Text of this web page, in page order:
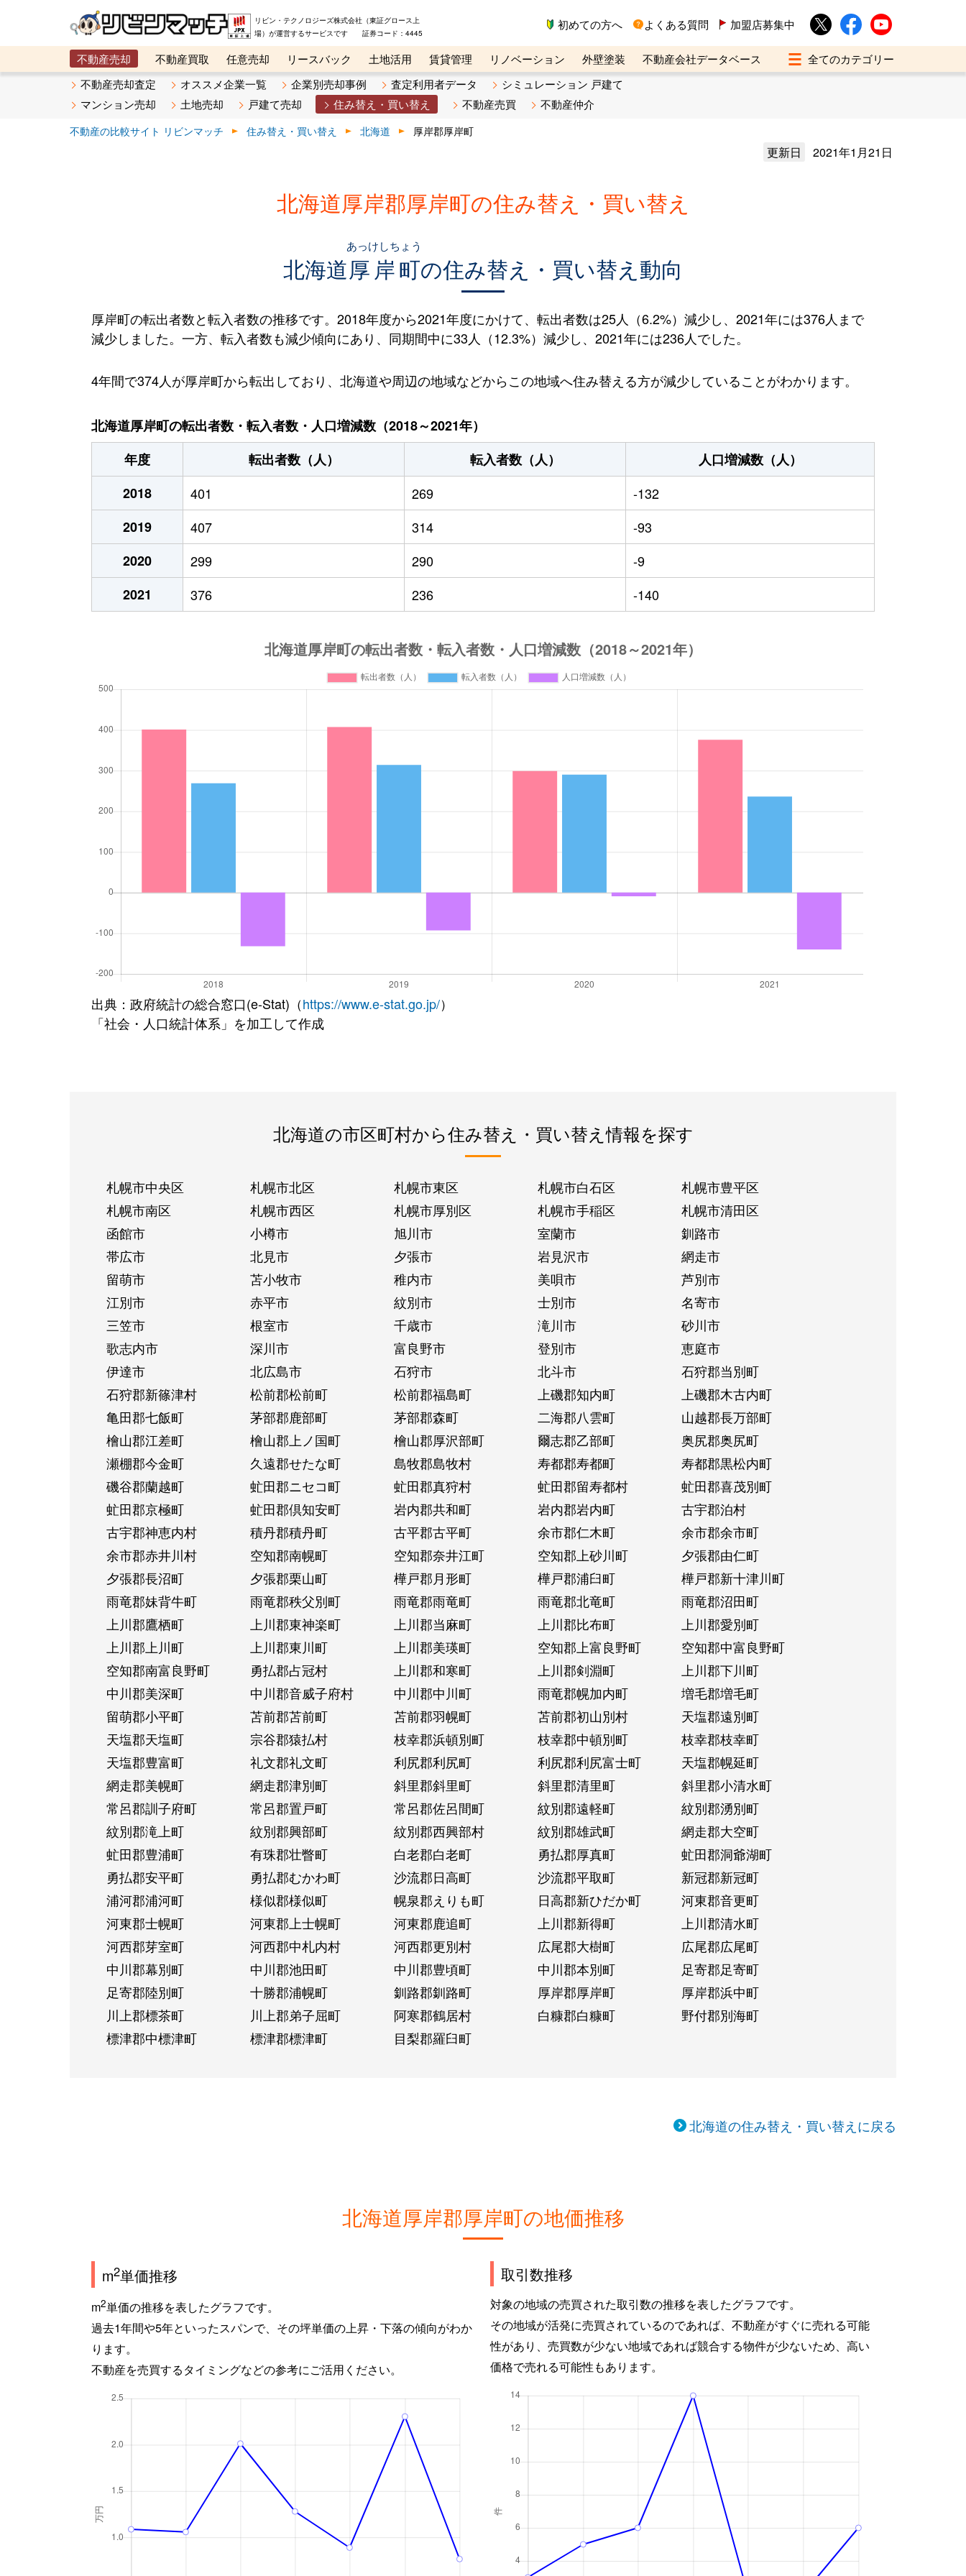
リビン・テクノロジーズ株式会社（東証グロース上
場）が運営するサービスです 証券コード：4445
初めての方へ よくある質問 加盟店募集中
不動産売却 不動産買取 任意売却 リースバック 土地活用 賃貸管理 リノベーション 外壁塗装
不動産会社データベース
メタ住宅展示場
ベスト不動産カンパニー オンライン講座 リビンマガジンBiz 不動産売却ご相談デスク
不動産売却査定 オススメ企業一覧 企業別売却事例 査定利用者データ
シミュレーション 戸建て
マンション売却
土地売却 戸建て売却 住み替え・買い替え 不動産売買 不動産仲介
不動産の比較サイト リビンマッチ 住み替え・買い替え 北海道 厚岸郡厚岸町
更新日 2021年1月21日
北海道厚岸郡厚岸町の住み替え・買い替え
北海道厚岸町
あっけしちょう
の住み替え・買い替え動向
厚岸町の転出者数と転入者数の推移です。2018年度から2021年度にかけて、転出者数は25人（6.2%）減少し、2021年には376人まで
減少しました。一方、転入者数も減少傾向にあり、同期間中に33人（12.3%）減少し、2021年には236人でした。
4年間で374人が厚岸町から転出しており、北海道や周辺の地域などからこの地域へ住み替える方が減少していることがわかります。
北海道厚岸町の転出者数・転入者数・人口増減数（2018～2021年）
年度
転出者数（人） 転入者数（人）
人口増減数（人）
2018
401 269
-132
2019
407 314
-93
2020
299 290
-9
2021
376 236 -140
出典：政府統計の総合窓口(e-Stat)（https://www.e-stat.go.jp/）
「社会・人口統計体系」を加工して作成
北海道の市区町村から住み替え・買い替え情報を探す
札幌市中央区 札幌市北区 札幌市東区 札幌市白石区
札幌市豊平区
札幌市南区
札幌市西区 札幌市厚別区 札幌市手稲区
札幌市清田区
函館市
小樽市 旭川市 室蘭市
釧路市
帯広市
北見市 夕張市 岩見沢市
網走市
留萌市
苫小牧市 稚内市 美唄市
芦別市
江別市
赤平市 紋別市 士別市
名寄市
三笠市
根室市 千歳市 滝川市
砂川市
歌志内市
深川市 富良野市 登別市
恵庭市
伊達市
北広島市 石狩市 北斗市
石狩郡当別町
石狩郡新篠津村
松前郡松前町 松前郡福島町 上磯郡知内町
上磯郡木古内町
亀田郡七飯町
茅部郡鹿部町 茅部郡森町 二海郡八雲町
山越郡長万部町
檜山郡江差町
檜山郡上ノ国町 檜山郡厚沢部町 爾志郡乙部町
奥尻郡奥尻町
瀬棚郡今金町
久遠郡せたな町 島牧郡島牧村 寿都郡寿都町
寿都郡黒松内町
磯谷郡蘭越町
虻田郡ニセコ町 虻田郡真狩村 虻田郡留寿都村
虻田郡喜茂別町
虻田郡京極町
虻田郡倶知安町 岩内郡共和町 岩内郡岩内町
古宇郡泊村
古宇郡神恵内村
積丹郡積丹町 古平郡古平町 余市郡仁木町
余市郡余市町
余市郡赤井川村
空知郡南幌町 空知郡奈井江町 空知郡上砂川町
夕張郡由仁町
夕張郡長沼町
夕張郡栗山町 樺戸郡月形町 樺戸郡浦臼町
樺戸郡新十津川町
雨竜郡妹背牛町
雨竜郡秩父別町 雨竜郡雨竜町 雨竜郡北竜町
雨竜郡沼田町
上川郡鷹栖町
上川郡東神楽町 上川郡当麻町 上川郡比布町
上川郡愛別町
上川郡上川町
上川郡東川町 上川郡美瑛町 空知郡上富良野町
空知郡中富良野町
空知郡南富良野町
勇払郡占冠村 上川郡和寒町 上川郡剣淵町
上川郡下川町
中川郡美深町
中川郡音威子府村 中川郡中川町 雨竜郡幌加内町
増毛郡増毛町
留萌郡小平町
苫前郡苫前町 苫前郡羽幌町 苫前郡初山別村
天塩郡遠別町
天塩郡天塩町
宗谷郡猿払村 枝幸郡浜頓別町 枝幸郡中頓別町
枝幸郡枝幸町
天塩郡豊富町
礼文郡礼文町 利尻郡利尻町 利尻郡利尻富士町
天塩郡幌延町
網走郡美幌町
網走郡津別町 斜里郡斜里町 斜里郡清里町
斜里郡小清水町
常呂郡訓子府町
常呂郡置戸町 常呂郡佐呂間町 紋別郡遠軽町
紋別郡湧別町
紋別郡滝上町
紋別郡興部町 紋別郡西興部村 紋別郡雄武町
網走郡大空町
虻田郡豊浦町
有珠郡壮瞥町 白老郡白老町 勇払郡厚真町
虻田郡洞爺湖町
勇払郡安平町
勇払郡むかわ町 沙流郡日高町 沙流郡平取町
新冠郡新冠町
浦河郡浦河町
様似郡様似町 幌泉郡えりも町 日高郡新ひだか町
河東郡音更町
河東郡士幌町
河東郡上士幌町 河東郡鹿追町 上川郡新得町
上川郡清水町
河西郡芽室町
河西郡中札内村 河西郡更別村 広尾郡大樹町
広尾郡広尾町
中川郡幕別町
中川郡池田町 中川郡豊頃町 中川郡本別町
足寄郡足寄町
足寄郡陸別町
十勝郡浦幌町 釧路郡釧路町 厚岸郡厚岸町
厚岸郡浜中町
川上郡標茶町
川上郡弟子屈町 阿寒郡鶴居村 白糠郡白糠町
野付郡別海町
標津郡中標津町
標津郡標津町 目梨郡羅臼町
北海道の住み替え・買い替えに戻る
北海道厚岸郡厚岸町の地価推移
m2単価推移
m2単価の推移を表したグラフです。
過去1年間や5年といったスパンで、その坪単価の上昇・下落の傾向がわか
ります。
不動産を売買するタイミングなどの参考にご活用ください。
取引数推移
対象の地域の売買された取引数の推移を表したグラフです。
その地域が活発に売買されているのであれば、不動産がすぐに売れる可能
性があり、売買数が少ない地域であれば競合する物件が少ないため、高い
価格で売れる可能性もあります。